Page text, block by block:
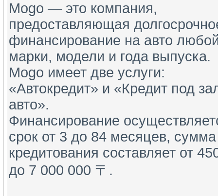
Mogo — это компания,
предоставляющая
финансирование на авто
марки, модели и года выпуска.
Mogo имеет две услуги:
«Автокредит» и «Кредит под
авто».
Финансирование
срок от 3 до 84 месяцев, сумма
кредитования составляет от
до 7 000 000 〒.